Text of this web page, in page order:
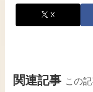
X
関連記事 この